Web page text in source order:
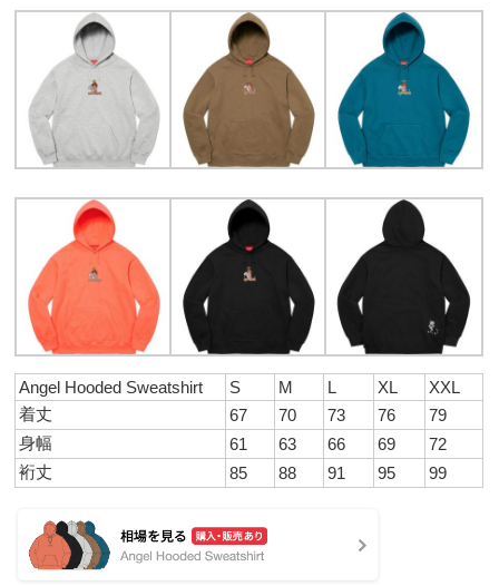
Angel Hooded Sweatshirt S M L XL
XXL
着丈
67 70 73 76
79
身幅
61 63 66 69
72
裄丈
85 88 91 95 99